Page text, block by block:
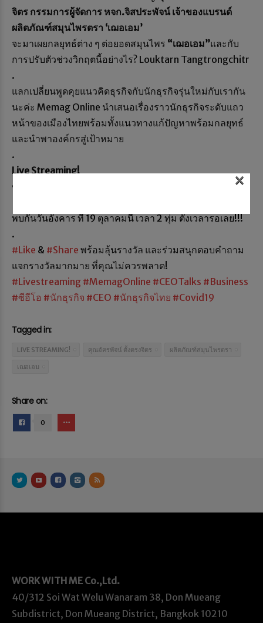
จิตร กรรมการผู้จัดการ หจก.จิสประพัจน์ เจ้าของแบรนด์
ผลิตภัณฑ์สมุนไพรตรา ‘เฌอเอม’
จะมาเผยกลยุทธ์ต่าง ๆ ต่อยอดสมุนไพร “เฌอเอม”และกับ
การปรับตัวช่วงวิกฤตนี้อย่างไร? Louktarn Tangtrongchitr
.
แลกเปลี่ยนพูดคุยแนวคิดธุรกิจกับนักธุรกิจรุ่นใหม่กับเรากัน
นะค่ะ Memag Online นำเสนอเรื่องราวนักธุรกิจระดับแถว
หน้าของเมืองไทยพร้อมทั้งแนวทางแก้ปัญหาพร้อมกลยุทธ์
และนำพาองค์กรสู่เป้าหมาย
.
Live Streaming!
ช่องทาง Facebook :
พบกันวันอังคาร ที่ 19 ตุลาคมนี้ เวลา 2 ทุ่ม ตั้งเวลารอเลย!!!
.
#Like & #Share พร้อมลุ้นรางวัล และร่วมสนุกตอบคำถาม
แจกรางวัลมากมาย ที่คุณไม่ควรพลาด!
#Livestreaming #MemagOnline #CEOTalks #Business
#ซีอีโอ #นักธุรกิจ #CEO #นักธุรกิจไทย #Covid19
Tagged in:
LIVE STREAMING! คุณอัครพัจน์ ตั้งตรงจิตร ผลิตภัณฑ์สมุนไพรตรา
เฌอเอม
Share on:
0
WORK WITH ME Co.,Ltd.
40/312 Soi Wat Welu Wanaram 38, Don Mueang
Subdistrict, Don Mueang District, Bangkok 10210
×